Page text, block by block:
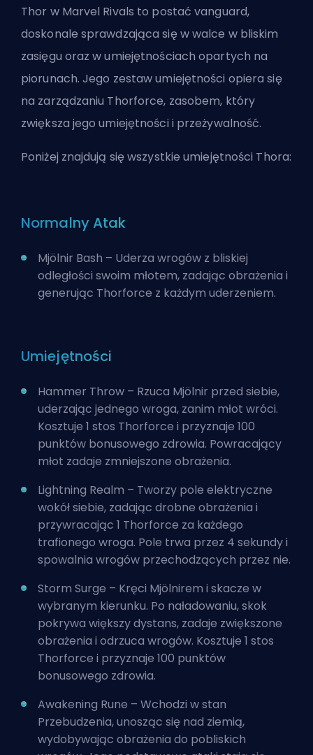
Thor w Marvel Rivals to postać vanguard,
doskonale sprawdzająca się w walce w bliskim
zasięgu oraz w umiejętnościach opartych na
piorunach. Jego zestaw umiejętności opiera się
na zarządzaniu Thorforce, zasobem, który
zwiększa jego umiejętności i przeżywalność.
Poniżej znajdują się wszystkie umiejętności Thora:
Normalny Atak
Mjölnir Bash – Uderza wrogów z bliskiej
odległości swoim młotem, zadając obrażenia i
generując Thorforce z każdym uderzeniem.
Umiejętności
Hammer Throw – Rzuca Mjölnir przed siebie,
uderzając jednego wroga, zanim młot wróci.
Kosztuje 1 stos Thorforce i przyznaje 100
punktów bonusowego zdrowia. Powracający
młot zadaje zmniejszone obrażenia.
Lightning Realm – Tworzy pole elektryczne
wokół siebie, zadając drobne obrażenia i
przywracając 1 Thorforce za każdego
trafionego wroga. Pole trwa przez 4 sekundy i
spowalnia wrogów przechodzących przez nie.
Storm Surge – Kręci Mjölnirem i skacze w
wybranym kierunku. Po naładowaniu, skok
pokrywa większy dystans, zadaje zwiększone
obrażenia i odrzuca wrogów. Kosztuje 1 stos
Thorforce i przyznaje 100 punktów
bonusowego zdrowia.
Awakening Rune – Wchodzi w stan
Przebudzenia, unosząc się nad ziemią,
wydobywając obrażenia do pobliskich